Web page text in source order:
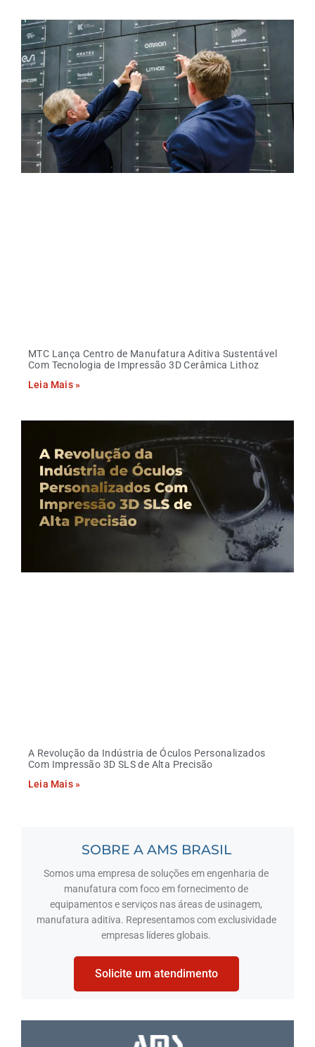
MTC Lança Centro de Manufatura Aditiva Sustentável
Com Tecnologia de Impressão 3D Cerâmica Lithoz
Leia Mais »
A Revolução da Indústria de Óculos Personalizados
Com Impressão 3D SLS de Alta Precisão
Leia Mais »
SOBRE A AMS BRASIL
Somos uma empresa de soluções em engenharia de
manufatura com foco em fornecimento de
equipamentos e serviços nas áreas de usinagem,
manufatura aditiva. Representamos com exclusividade
empresas líderes globais.
Solicite um atendimento